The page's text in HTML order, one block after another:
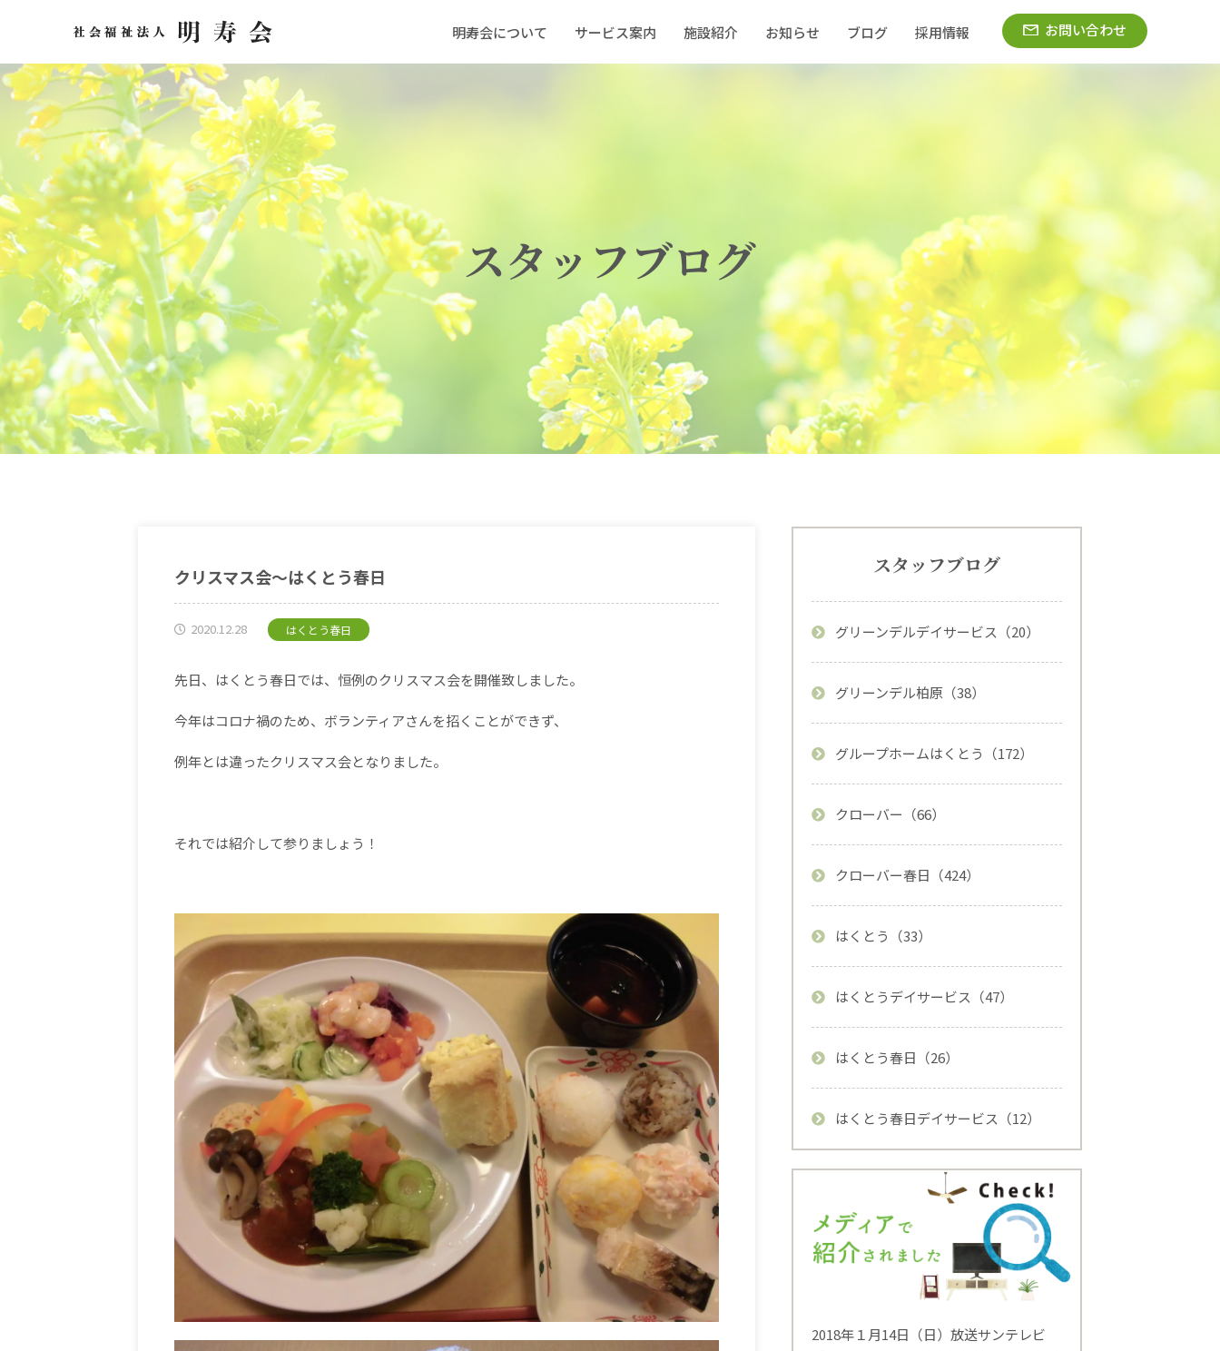
明寿会について サービス案内 施設紹介 お知らせ ブログ 採用情報 お問い合わせ
スタッフブログ
クリスマス会～はくとう春日
2020.12.28 はくとう春日
先日、はくとう春日では、恒例のクリスマス会を開催致しました。
今年はコロナ禍のため、ボランティアさんを招くことができず、
例年とは違ったクリスマス会となりました。
それでは紹介して参りましょう！
スタッフブログ
グリーンデルデイサービス（20）
グリーンデル柏原（38）
グループホームはくとう（172）
クローバー（66）
クローバー春日（424）
はくとう（33）
はくとうデイサービス（47）
はくとう春日（26）
はくとう春日デイサービス（12）
2018年１月14日（日）放送サンテレビ